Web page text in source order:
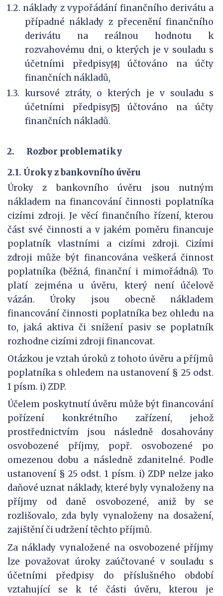
1.2. náklady z vypořádání finančního derivátu a
případné náklady z přecenění finančního
derivátu na reálnou hodnotu k
rozvahovému dni, o kterých je v souladu s
účetními předpisy[4]účtováno na účty
finančních nákladů,
1.3. kursové ztráty, o kterých je v souladu s
účetními předpisy[5]účtováno na účty
finančních nákladů.
2.
Rozbor problematiky
2.1. Úroky z bankovního úvěru
Úroky z bankovního úvěru jsou nutným
nákladem na financování činnosti poplatníka
cizími zdroji. Je věcí finančního řízení, kterou
část své činnosti a v jakém poměru financuje
poplatník vlastními a cizími zdroji. Cizími
zdroji může být financována veškerá činnost
poplatníka (běžná, finanční i mimořádná). To
platí zejména u úvěru, který není účelově
vázán. Úroky jsou obecně nákladem
financování činnosti poplatníka bez ohledu na
to, jaká aktiva či snížení pasiv se poplatník
rozhodne cizími zdroji financovat.
Otázkou je vztah úroků z tohoto úvěru a příjmů
poplatníka s ohledem na ustanovení § 25 odst.
1 písm. i) ZDP.
Účelem poskytnutí úvěru může být financování
pořízení konkrétního zařízení, jehož
prostřednictvím jsou následně dosahovány
osvobozené příjmy, popř. osvobozené po
omezenou dobu a následně zdanitelné. Podle
ustanovení § 25 odst. 1 písm. i) ZDP nelze jako
daňové uznat náklady, které byly vynaloženy na
příjmy od daně osvobozené, aniž by se
rozlišovalo, zda byly vynaloženy na dosažení,
zajištění či udržení těchto příjmů.
Za náklady vynaložené na osvobozené příjmy
lze považovat úroky zaúčtované v souladu s
účetními předpisy do příslušného období
vztahující se k té části úvěru, kterou je